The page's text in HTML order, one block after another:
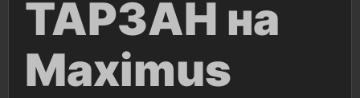
ТАРЗАН на
Maximus